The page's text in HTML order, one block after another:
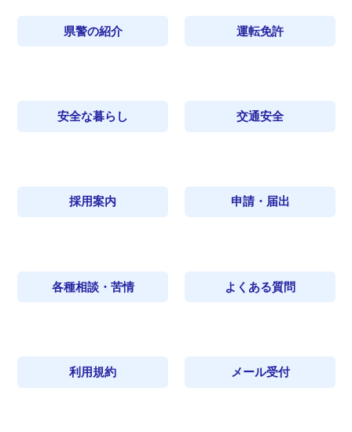
県警の紹介 運転免許
安全な暮らし 交通安全
採用案内 申請・届出
各種相談・苦情 よくある質問
利用規約 メール受付